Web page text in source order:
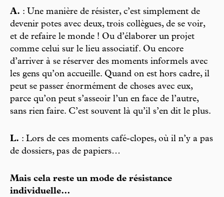
A. : Une manière de résister, c’est simplement de
devenir potes avec deux, trois collègues, de se voir,
et de refaire le monde ! Ou d’élaborer un projet
comme celui sur le lieu associatif. Ou encore
d’arriver à se réserver des moments informels avec
les gens qu’on accueille. Quand on est hors cadre, il
peut se passer énormément de choses avec eux,
parce qu’on peut s’asseoir l’un en face de l’autre,
sans rien faire. C’est souvent là qu’il s’en dit le plus.
L. : Lors de ces moments café-clopes, où il n’y a pas
de dossiers, pas de papiers…
Mais cela reste un mode de résistance
individuelle…